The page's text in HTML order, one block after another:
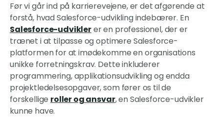
Før vi går ind på karrierevejene, er det afgørende at
forstå, hvad Salesforce-udvikling indebærer. En
Salesforce-udviklerer en professionel, der er
trænet i at tilpasse og optimere Salesforce-
platformen for at imødekomme en organisations
unikke forretningskrav. Dette inkluderer
programmering, applikationsudvikling og endda
projektledelsesopgaver, som fører os til de
forskellige roller og ansvar, en Salesforce-udvikler
kunne have.